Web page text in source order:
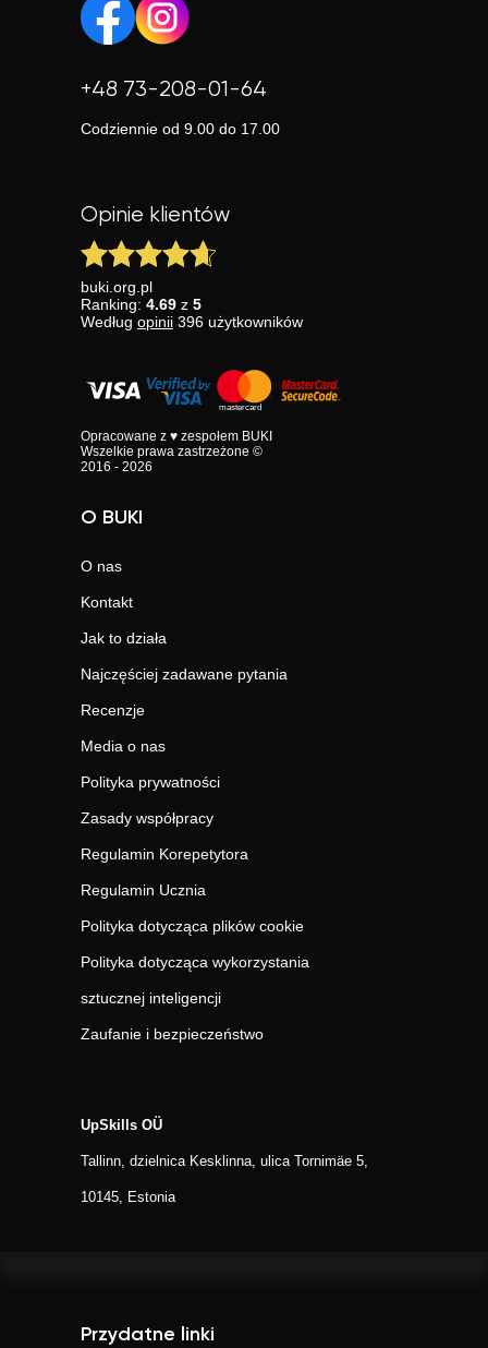
+48 73-208-01-64
Codziennie od 9.00 do 17.00
Opinie klientów
buki.org.pl
Ranking: 4.69 z 5
Według opinii 396 użytkowników
Opracowane z ♥ zespołem BUKI
Wszelkie prawa zastrzeżone ©
2016 - 2026
O BUKI
O nas
Kontakt
Jak to działa
Najczęściej zadawane pytania
Recenzje
Media o nas
Polityka prywatności
Zasady współpracy
Regulamin Korepetytora
Regulamin Ucznia
Polityka dotycząca plików cookie
Polityka dotycząca wykorzystania
sztucznej inteligencji
Zaufanie i bezpieczeństwo
UpSkills OÜ
Tallinn, dzielnica Kesklinna, ulica Tornimäe 5,
10145, Estonia
Przydatne linki